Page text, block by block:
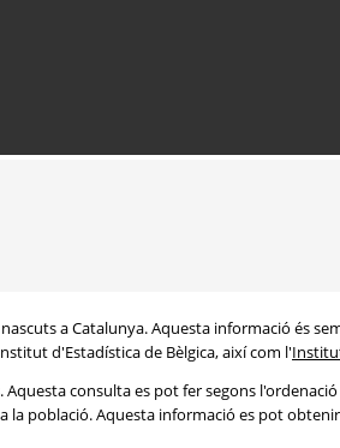
a Catalunya. Aquesta informació és
d'Estadística de Bèlgica, així com l'
consulta es pot fer segons
població. Aquesta informació es pot